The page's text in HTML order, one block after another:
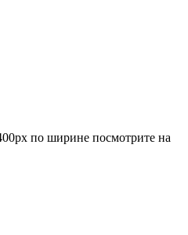
по ширине посмотрите на